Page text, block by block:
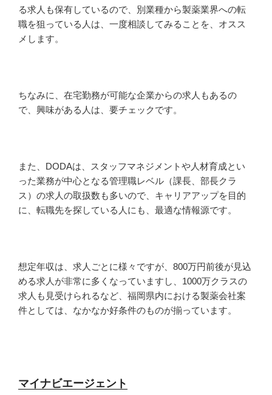
る求人も保有しているので、別業種から製薬業界への転
職を狙っている人は、一度相談してみることを、オスス
メします。
ちなみに、在宅勤務が可能な企業からの求人もあるの
で、興味がある人は、要チェックです。
また、DODAは、スタッフマネジメントや人材育成とい
った業務が中心となる管理職レベル（課長、部長クラ
ス）の求人の取扱数も多いので、キャリアアップを目的
に、転職先を探している人にも、最適な情報源です。
想定年収は、求人ごとに様々ですが、800万円前後が見込
める求人が非常に多くなっていますし、1000万クラスの
求人も見受けられるなど、福岡県内における製薬会社案
件としては、なかなか好条件のものが揃っています。
マイナビエージェント